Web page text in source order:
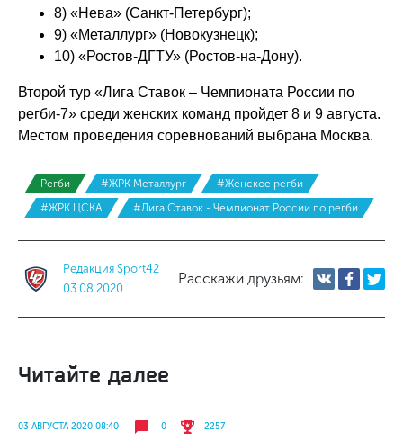
8) «Нева» (Санкт-Петербург);
9) «Металлург» (Новокузнецк);
10) «Ростов-ДГТУ» (Ростов-на-Дону).
Второй тур «Лига Ставок – Чемпионата России по
регби-7» среди женских команд пройдет 8 и 9 августа.
Местом проведения соревнований выбрана Москва.
Регби #ЖРК Металлург
#Женское регби
#ЖРК ЦСКА
#Лига Ставок - Чемпионат России по регби
Редакция Sport42
03.08.2020
Расскажи друзьям:
Читайте далее
03 АВГУСТА 2020 08:40 0 2257